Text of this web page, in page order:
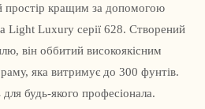
простір кращим за допомогою
Light Luxury серії 628. Створений
він оббитий високоякісним
яка витримує до 300 фунтів.
для будь-якого професіонала.